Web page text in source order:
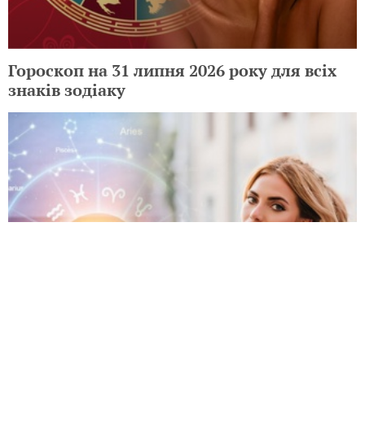
Гороскоп на 31 липня 2026 року для всіх
знаків зодіаку